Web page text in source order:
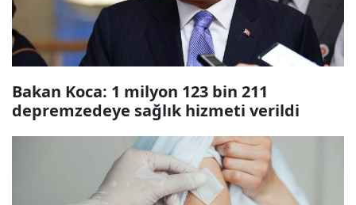
Bakan Koca: 1 milyon 123 bin 211
depremzedeye sağlık hizmeti verildi